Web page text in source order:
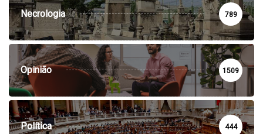
Necrologia 789
Opinião 1509
Política 444